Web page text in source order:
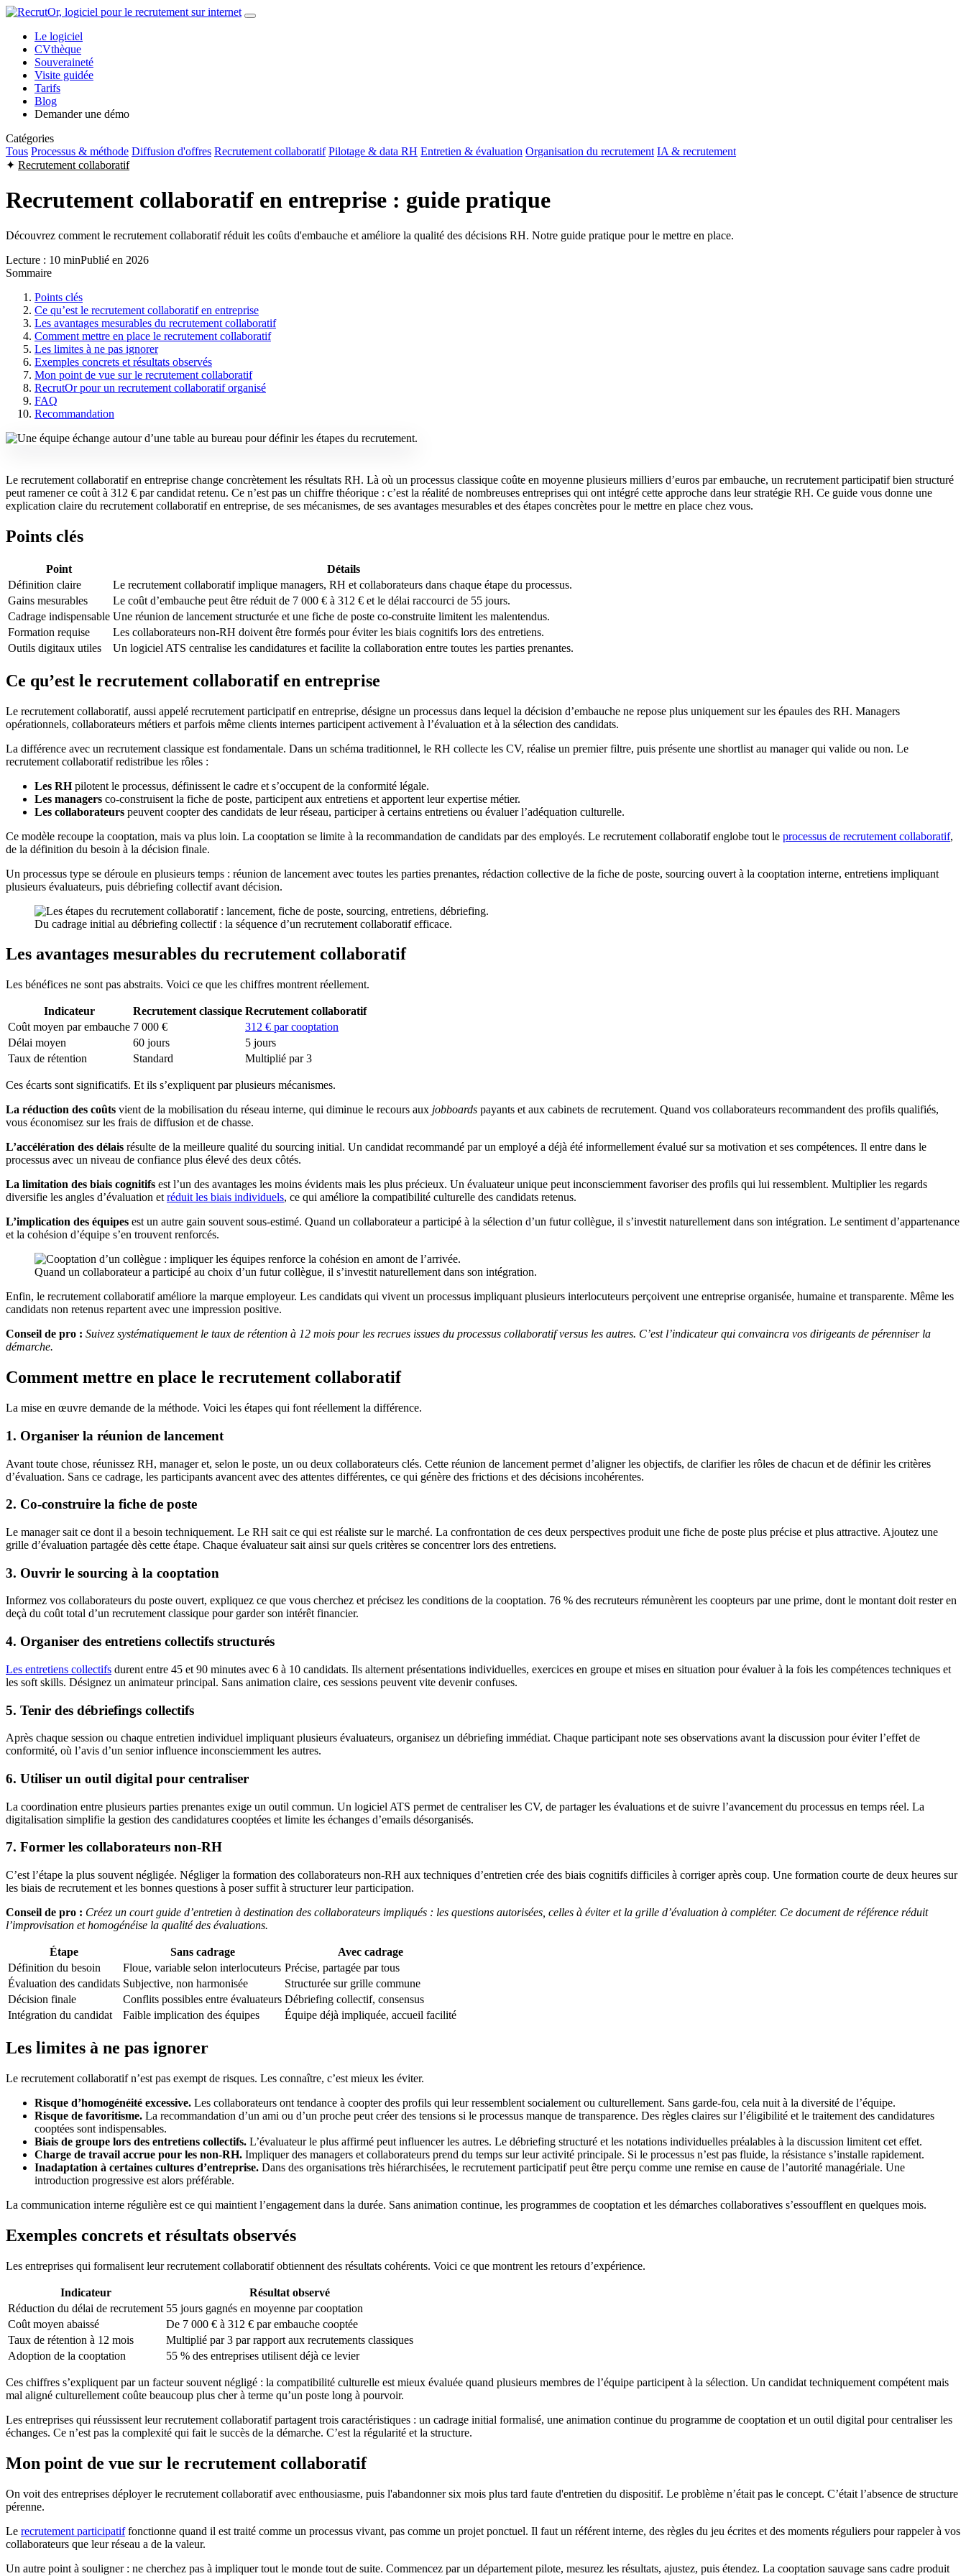
Le logiciel
CVthèque
Souveraineté
Visite guidée
Tarifs
Blog
Demander une démo
Catégories
Tous Processus & méthode Diffusion d'offres Recrutement collaboratif Pilotage & data RH Entretien & évaluation Organisation du recrutement IA & recrutement
✦ Recrutement collaboratif
Recrutement collaboratif en entreprise : guide pratique
Découvrez comment le recrutement collaboratif réduit les coûts d'embauche et améliore la qualité des décisions RH. Notre guide pratique pour le mettre en place.
Lecture : 10 minPublié en 2026
Sommaire
Points clés
Ce qu’est le recrutement collaboratif en entreprise
Les avantages mesurables du recrutement collaboratif
Comment mettre en place le recrutement collaboratif
Les limites à ne pas ignorer
Exemples concrets et résultats observés
Mon point de vue sur le recrutement collaboratif
RecrutOr pour un recrutement collaboratif organisé
FAQ
Recommandation
Le recrutement collaboratif en entreprise change concrètement les résultats RH. Là où un processus classique coûte en moyenne plusieurs milliers d’euros par embauche, un recrutement participatif bien structuré
peut ramener ce coût à 312 € par candidat retenu. Ce n’est pas un chiffre théorique : c’est la réalité de nombreuses entreprises qui ont intégré cette approche dans leur stratégie RH. Ce guide vous donne une
explication claire du recrutement collaboratif en entreprise, de ses mécanismes, de ses avantages mesurables et des étapes concrètes pour le mettre en place chez vous.
Points clés
Point
Détails
Définition claire
Le recrutement collaboratif implique managers, RH et collaborateurs dans chaque étape du processus.
Gains mesurables
Le coût d’embauche peut être réduit de 7 000 € à 312 € et le délai raccourci de 55 jours.
Cadrage indispensable Une réunion de lancement structurée et une fiche de poste co-construite limitent les malentendus.
Formation requise
Les collaborateurs non-RH doivent être formés pour éviter les biais cognitifs lors des entretiens.
Outils digitaux utiles
Un logiciel ATS centralise les candidatures et facilite la collaboration entre toutes les parties prenantes.
Ce qu’est le recrutement collaboratif en entreprise
Le recrutement collaboratif, aussi appelé recrutement participatif en entreprise, désigne un processus dans lequel la décision d’embauche ne repose plus uniquement sur les épaules des RH. Managers
opérationnels, collaborateurs métiers et parfois même clients internes participent activement à l’évaluation et à la sélection des candidats.
La différence avec un recrutement classique est fondamentale. Dans un schéma traditionnel, le RH collecte les CV, réalise un premier filtre, puis présente une shortlist au manager qui valide ou non. Le
recrutement collaboratif redistribue les rôles :
Les RHpilotent le processus, définissent le cadre et s’occupent de la conformité légale.
Les managers co-construisent la fiche de poste, participent aux entretiens et apportent leur expertise métier.
Les collaborateurs peuvent coopter des candidats de leur réseau, participer à certains entretiens ou évaluer l’adéquation culturelle.
Ce modèle recoupe la cooptation, mais va plus loin. La cooptation se limite à la recommandation de candidats par des employés. Le recrutement collaboratif englobe tout le processus de recrutement collaboratif,
de la définition du besoin à la décision finale.
Un processus type se déroule en plusieurs temps : réunion de lancement avec toutes les parties prenantes, rédaction collective de la fiche de poste, sourcing ouvert à la cooptation interne, entretiens impliquant
plusieurs évaluateurs, puis débriefing collectif avant décision.
Du cadrage initial au débriefing collectif : la séquence d’un recrutement collaboratif efficace.
Les avantages mesurables du recrutement collaboratif
Les bénéfices ne sont pas abstraits. Voici ce que les chiffres montrent réellement.
Indicateur Recrutement classique Recrutement collaboratif
Coût moyen par embauche 7 000 €
312 € par cooptation
Délai moyen
60 jours
5 jours
Taux de rétention
Standard Multiplié par 3
Ces écarts sont significatifs. Et ils s’expliquent par plusieurs mécanismes.
La réduction des coûts vient de la mobilisation du réseau interne, qui diminue le recours aux jobboards payants et aux cabinets de recrutement. Quand vos collaborateurs recommandent des profils qualifiés,
vous économisez sur les frais de diffusion et de chasse.
L’accélération des délais résulte de la meilleure qualité du sourcing initial. Un candidat recommandé par un employé a déjà été informellement évalué sur sa motivation et ses compétences. Il entre dans le
processus avec un niveau de confiance plus élevé des deux côtés.
La limitation des biais cognitifs est l’un des avantages les moins évidents mais les plus précieux. Un évaluateur unique peut inconsciemment favoriser des profils qui lui ressemblent. Multiplier les regards
diversifie les angles d’évaluation et réduit les biais individuels, ce qui améliore la compatibilité culturelle des candidats retenus.
L’implication des équipes est un autre gain souvent sous-estimé. Quand un collaborateur a participé à la sélection d’un futur collègue, il s’investit naturellement dans son intégration. Le sentiment d’appartenance
et la cohésion d’équipe s’en trouvent renforcés.
Quand un collaborateur a participé au choix d’un futur collègue, il s’investit naturellement dans son intégration.
Enfin, le recrutement collaboratif améliore la marque employeur. Les candidats qui vivent un processus impliquant plusieurs interlocuteurs perçoivent une entreprise organisée, humaine et transparente. Même les
candidats non retenus repartent avec une impression positive.
Conseil de pro : Suivez systématiquement le taux de rétention à 12 mois pour les recrues issues du processus collaboratif versus les autres. C’est l’indicateur qui convaincra vos dirigeants de pérenniser la
démarche.
Comment mettre en place le recrutement collaboratif
La mise en œuvre demande de la méthode. Voici les étapes qui font réellement la différence.
1. Organiser la réunion de lancement
Avant toute chose, réunissez RH, manager et, selon le poste, un ou deux collaborateurs clés. Cette réunion de lancement permet d’aligner les objectifs, de clarifier les rôles de chacun et de définir les critères
d’évaluation. Sans ce cadrage, les participants avancent avec des attentes différentes, ce qui génère des frictions et des décisions incohérentes.
2. Co-construire la fiche de poste
Le manager sait ce dont il a besoin techniquement. Le RH sait ce qui est réaliste sur le marché. La confrontation de ces deux perspectives produit une fiche de poste plus précise et plus attractive. Ajoutez une
grille d’évaluation partagée dès cette étape. Chaque évaluateur sait ainsi sur quels critères se concentrer lors des entretiens.
3. Ouvrir le sourcing à la cooptation
Informez vos collaborateurs du poste ouvert, expliquez ce que vous cherchez et précisez les conditions de la cooptation. 76 % des recruteurs rémunèrent les coopteurs par une prime, dont le montant doit rester en
deçà du coût total d’un recrutement classique pour garder son intérêt financier.
4. Organiser des entretiens collectifs structurés
Les entretiens collectifs durent entre 45 et 90 minutes avec 6 à 10 candidats. Ils alternent présentations individuelles, exercices en groupe et mises en situation pour évaluer à la fois les compétences techniques et
les soft skills. Désignez un animateur principal. Sans animation claire, ces sessions peuvent vite devenir confuses.
5. Tenir des débriefings collectifs
Après chaque session ou chaque entretien individuel impliquant plusieurs évaluateurs, organisez un débriefing immédiat. Chaque participant note ses observations avant la discussion pour éviter l’effet de
conformité, où l’avis d’un senior influence inconsciemment les autres.
6. Utiliser un outil digital pour centraliser
La coordination entre plusieurs parties prenantes exige un outil commun. Un logiciel ATS permet de centraliser les CV, de partager les évaluations et de suivre l’avancement du processus en temps réel. La
digitalisation simplifie la gestion des candidatures cooptées et limite les échanges d’emails désorganisés.
7. Former les collaborateurs non-RH
C’est l’étape la plus souvent négligée. Négliger la formation des collaborateurs non-RH aux techniques d’entretien crée des biais cognitifs difficiles à corriger après coup. Une formation courte de deux heures sur
les biais de recrutement et les bonnes questions à poser suffit à structurer leur participation.
Conseil de pro : Créez un court guide d’entretien à destination des collaborateurs impliqués : les questions autorisées, celles à éviter et la grille d’évaluation à compléter. Ce document de référence réduit
l’improvisation et homogénéise la qualité des évaluations.
Étape Sans cadrage
Avec cadrage
Définition du besoin
Floue, variable selon interlocuteurs Précise, partagée par tous
Évaluation des candidats Subjective, non harmonisée
Structurée sur grille commune
Décision finale
Conflits possibles entre évaluateurs Débriefing collectif, consensus
Intégration du candidat
Faible implication des équipes Équipe déjà impliquée, accueil facilité
Les limites à ne pas ignorer
Le recrutement collaboratif n’est pas exempt de risques. Les connaître, c’est mieux les éviter.
Risque d’homogénéité excessive. Les collaborateurs ont tendance à coopter des profils qui leur ressemblent socialement ou culturellement. Sans garde-fou, cela nuit à la diversité de l’équipe.
Risque de favoritisme. La recommandation d’un ami ou d’un proche peut créer des tensions si le processus manque de transparence. Des règles claires sur l’éligibilité et le traitement des candidatures
cooptées sont indispensables.
Biais de groupe lors des entretiens collectifs. L’évaluateur le plus affirmé peut influencer les autres. Le débriefing structuré et les notations individuelles préalables à la discussion limitent cet effet.
Charge de travail accrue pour les non-RH. Impliquer des managers et collaborateurs prend du temps sur leur activité principale. Si le processus n’est pas fluide, la résistance s’installe rapidement.
Inadaptation à certaines cultures d’entreprise. Dans des organisations très hiérarchisées, le recrutement participatif peut être perçu comme une remise en cause de l’autorité managériale. Une
introduction progressive est alors préférable.
La communication interne régulière est ce qui maintient l’engagement dans la durée. Sans animation continue, les programmes de cooptation et les démarches collaboratives s’essoufflent en quelques mois.
Exemples concrets et résultats observés
Les entreprises qui formalisent leur recrutement collaboratif obtiennent des résultats cohérents. Voici ce que montrent les retours d’expérience.
Indicateur
Résultat observé
Réduction du délai de recrutement 55 jours gagnés en moyenne par cooptation
Coût moyen abaissé
De 7 000 € à 312 € par embauche cooptée
Taux de rétention à 12 mois
Multiplié par 3 par rapport aux recrutements classiques
Adoption de la cooptation
55 % des entreprises utilisent déjà ce levier
Ces chiffres s’expliquent par un facteur souvent négligé : la compatibilité culturelle est mieux évaluée quand plusieurs membres de l’équipe participent à la sélection. Un candidat techniquement compétent mais
mal aligné culturellement coûte beaucoup plus cher à terme qu’un poste long à pourvoir.
Les entreprises qui réussissent leur recrutement collaboratif partagent trois caractéristiques : un cadrage initial formalisé, une animation continue du programme de cooptation et un outil digital pour centraliser les
échanges. Ce n’est pas la complexité qui fait le succès de la démarche. C’est la régularité et la structure.
Mon point de vue sur le recrutement collaboratif
On voit des entreprises déployer le recrutement collaboratif avec enthousiasme, puis l'abandonner six mois plus tard faute d'entretien du dispositif. Le problème n’était pas le concept. C’était l’absence de structure
pérenne.
Le recrutement participatiffonctionne quand il est traité comme un processus vivant, pas comme un projet ponctuel. Il faut un référent interne, des règles du jeu écrites et des moments réguliers pour rappeler à vos
collaborateurs que leur réseau a de la valeur.
Un autre point à souligner : ne cherchez pas à impliquer tout le monde tout de suite. Commencez par un département pilote, mesurez les résultats, ajustez, puis étendez. La cooptation sauvage sans cadre produit